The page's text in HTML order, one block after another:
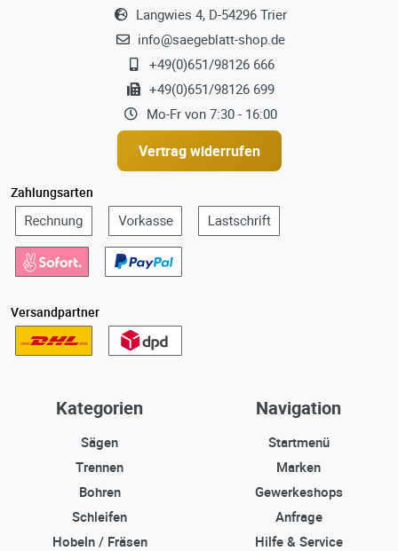
Langwies 4, D-54296 Trier
info@saegeblatt-shop.de
+49(0)651/98126 666
+49(0)651/98126 699
Mo-Fr von 7:30 - 16:00
Vertrag widerrufen
Zahlungsarten
Versandpartner
Kategorien
Sägen
Trennen
Bohren
Schleifen
Hobeln / Fräsen
Navigation
Startmenü
Marken
Gewerkeshops
Anfrage
Hilfe & Service